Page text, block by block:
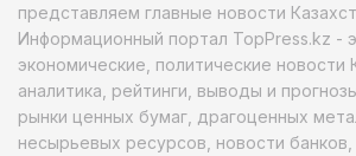
представляем главные новости
Информационный портал TopPress.kz -
экономические, политические новости
аналитика, рейтинги, выводы и
рынки ценных бумаг, драгоценных
несырьевых ресурсов, новости